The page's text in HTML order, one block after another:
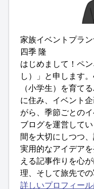
家族イベントプラ
四季 隆
はじめまして！ペ
し）」と申します
（小学生）を育て
に住み、イベント
がら、季節ごとの
ブログを運営して
間を大切にしつつ
実用的なアイデア
える記事作りを心
理、そして旅先での
詳しいプロフィー